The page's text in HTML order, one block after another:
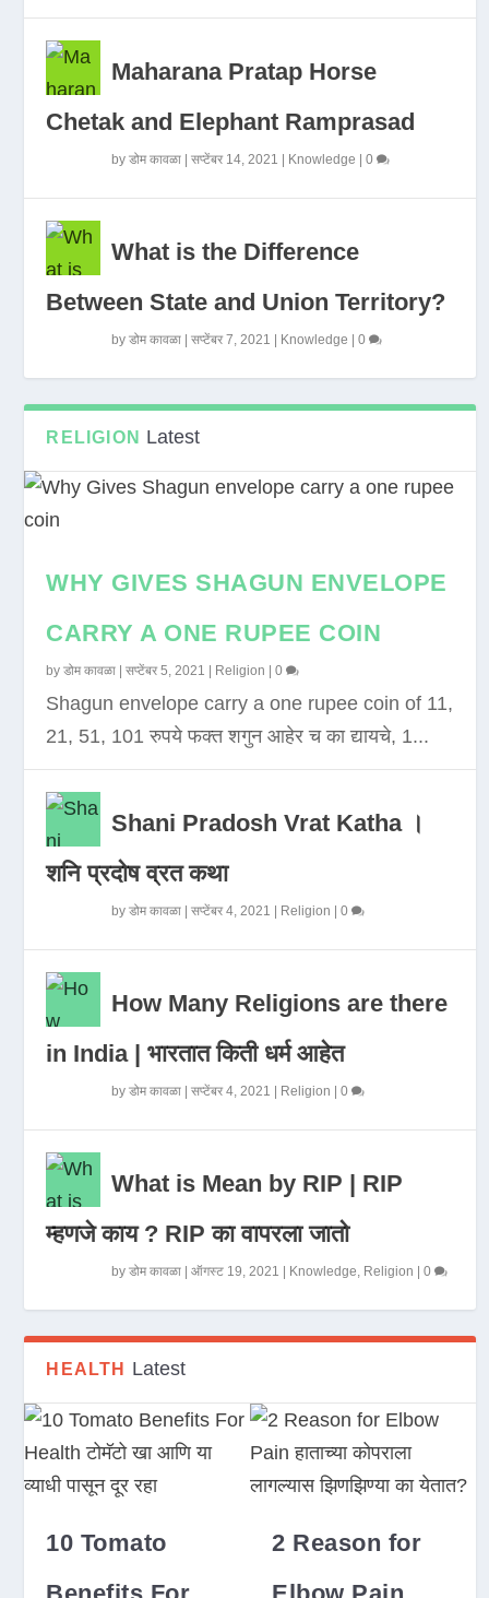
Maharana Pratap Horse
Chetak and Elephant Ramprasad
byडोम कावळा |सप्टेंबर 14, 2021 Knowledge |0
What is the Difference
Between State and Union Territory?
byडोम कावळा |सप्टेंबर 7, 2021 Knowledge |0
RELIGION Latest
WHY GIVES SHAGUN ENVELOPE
CARRY A ONE RUPEE COIN
byडोम कावळा |सप्टेंबर 5, 2021 Religion |0
Shagun envelope carry a one rupee coin of 11,
21, 51, 101 रुपये फक्त शगुन आहेर च का द्यायचे, 1...
Shani Pradosh Vrat Katha ।
शनि प्रदोष व्रत कथा
byडोम कावळा |सप्टेंबर 4, 2021 Religion |0
How Many Religions are there
in India | भारतात किती धर्म आहेत
byडोम कावळा |सप्टेंबर 4, 2021 Religion |0
What is Mean by RIP | RIP
म्हणजे काय ? RIP का वापरला जातो
byडोम कावळा |ऑगस्ट 19, 2021 Knowledge, Religion |0
HEALTH Latest
10 Tomato
2 Reason for